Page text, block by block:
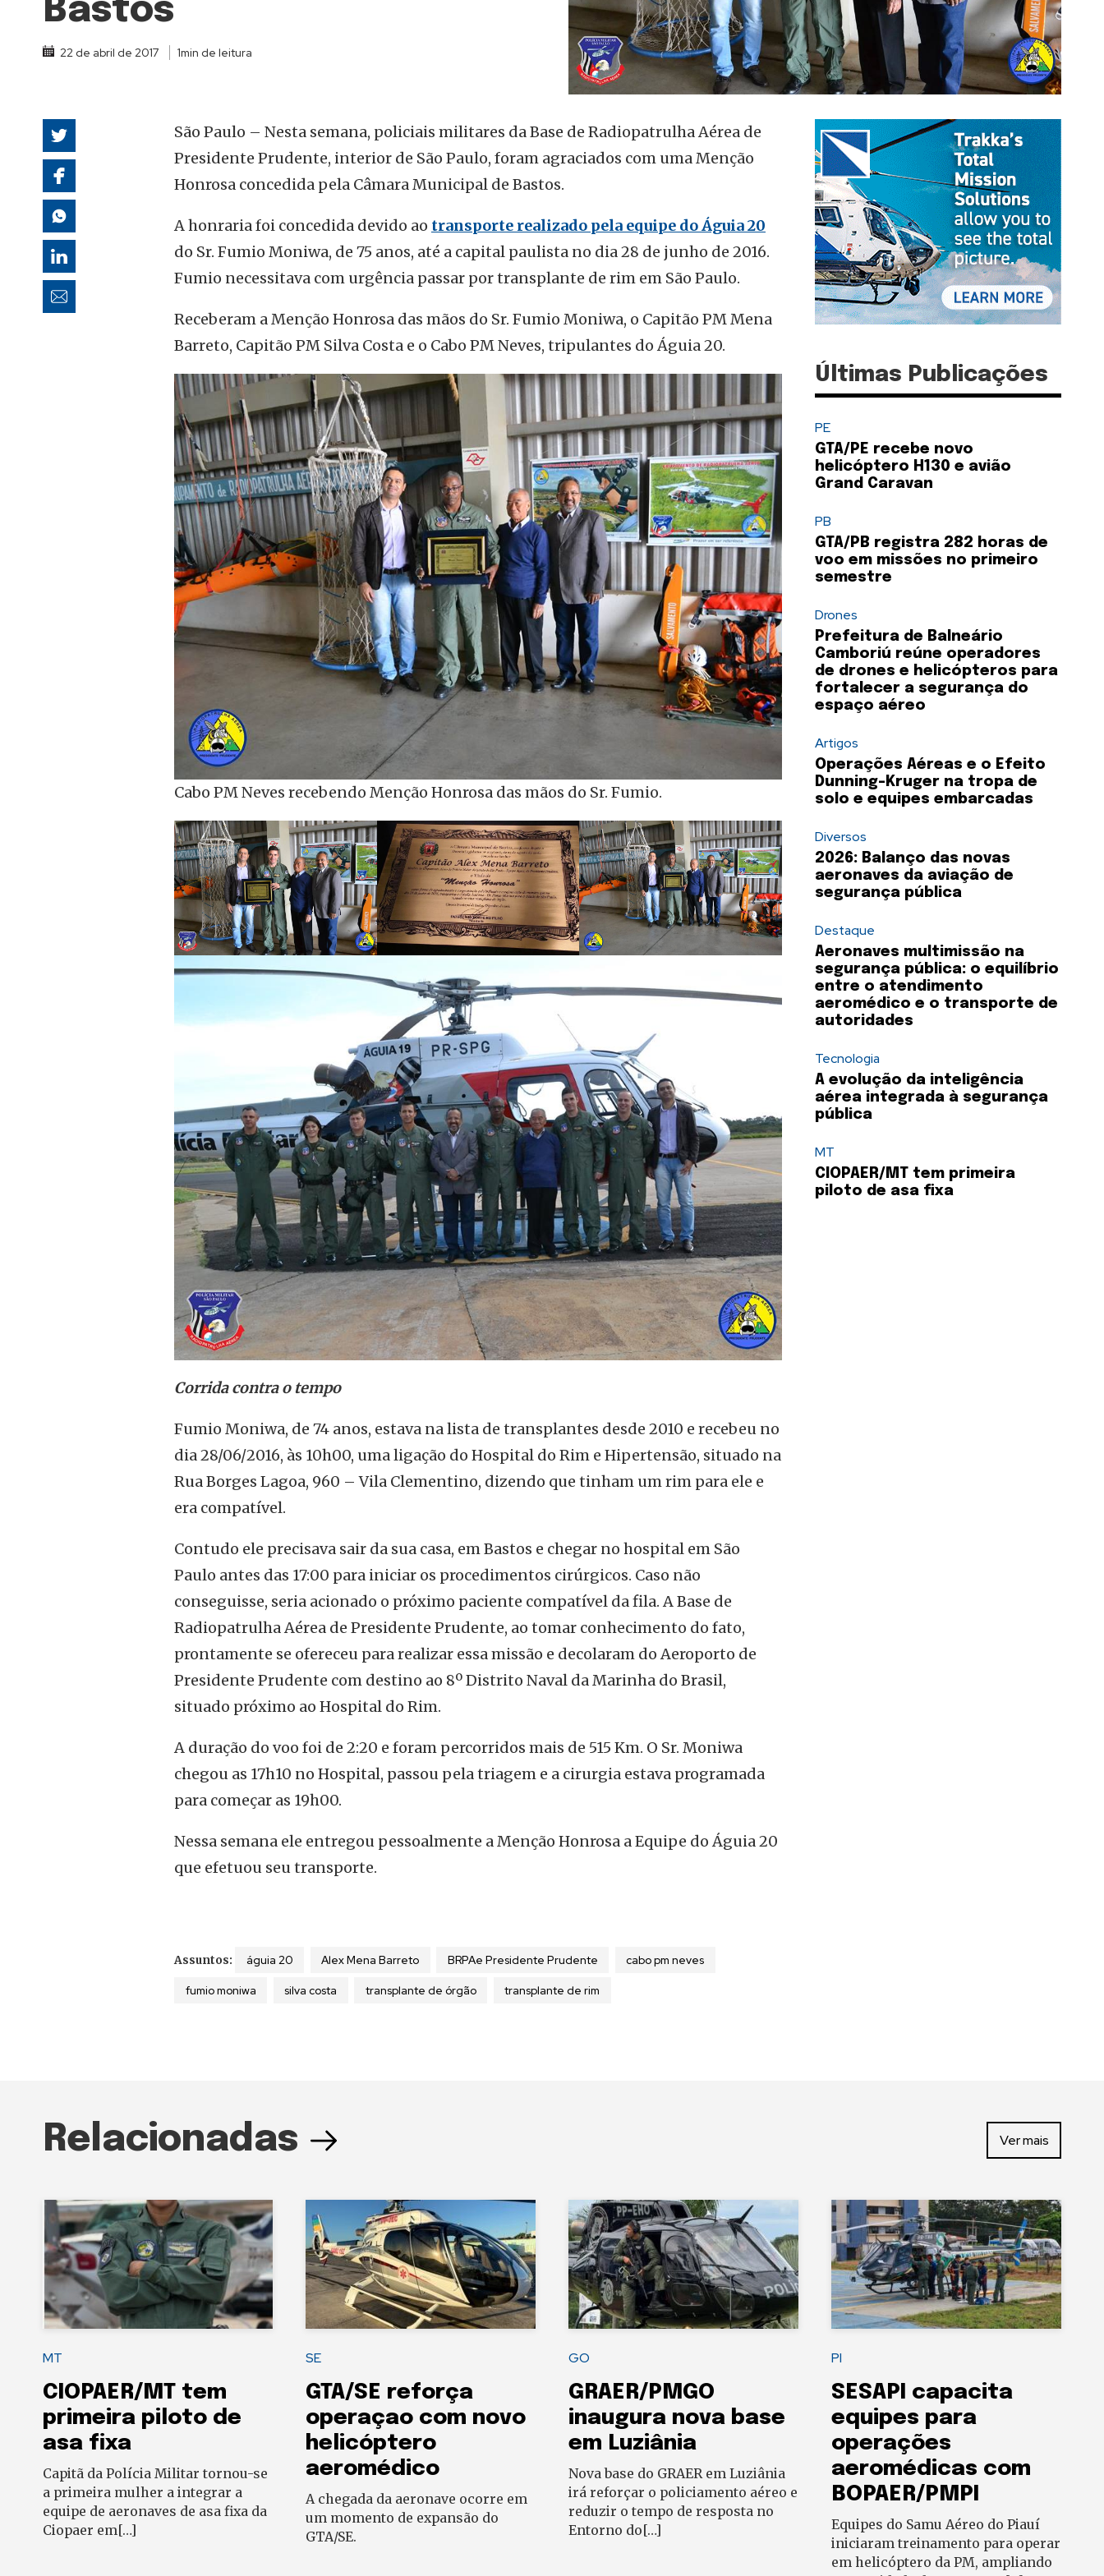
Bastos
22 de abril de 2017 1min de leitura
São Paulo – Nesta semana, policiais militares da Base de Radiopatrulha Aérea de
Presidente Prudente, interior de São Paulo, foram agraciados com uma Menção
Honrosa concedida pela Câmara Municipal de Bastos.
A honraria foi concedida devido ao transporte realizado pela equipe do Águia 20
do Sr. Fumio Moniwa, de 75 anos, até a capital paulista no dia 28 de junho de 2016.
Fumio necessitava com urgência passar por transplante de rim em São Paulo.
Receberam a Menção Honrosa das mãos do Sr. Fumio Moniwa, o Capitão PM Mena
Barreto, Capitão PM Silva Costa e o Cabo PM Neves, tripulantes do Águia 20.
Cabo PM Neves recebendo Menção Honrosa das mãos do Sr. Fumio.
Corrida contra o tempo
Fumio Moniwa, de 74 anos, estava na lista de transplantes desde 2010 e recebeu no
dia 28/06/2016, às 10h00, uma ligação do Hospital do Rim e Hipertensão, situado na
Rua Borges Lagoa, 960 – Vila Clementino, dizendo que tinham um rim para ele e
era compatível.
Contudo ele precisava sair da sua casa, em Bastos e chegar no hospital em São
Paulo antes das 17:00 para iniciar os procedimentos cirúrgicos. Caso não
conseguisse, seria acionado o próximo paciente compatível da fila. A Base de
Radiopatrulha Aérea de Presidente Prudente, ao tomar conhecimento do fato,
prontamente se ofereceu para realizar essa missão e decolaram do Aeroporto de
Presidente Prudente com destino ao 8º Distrito Naval da Marinha do Brasil,
situado próximo ao Hospital do Rim.
A duração do voo foi de 2:20 e foram percorridos mais de 515 Km. O Sr. Moniwa
chegou as 17h10 no Hospital, passou pela triagem e a cirurgia estava programada
para começar as 19h00.
Nessa semana ele entregou pessoalmente a Menção Honrosa a Equipe do Águia 20
que efetuou seu transporte.
Assuntos: águia 20 Alex Mena Barreto BRPAe Presidente Prudente cabo pm neves
fumio moniwa silva costa transplante de órgão transplante de rim
Últimas Publicações
PE
GTA/PE recebe novo
helicóptero H130 e avião
Grand Caravan
PB
GTA/PB registra 282 horas de
voo em missões no primeiro
semestre
Drones
Prefeitura de Balneário
Camboriú reúne operadores
de drones e helicópteros para
fortalecer a segurança do
espaço aéreo
Artigos
Operações Aéreas e o Efeito
Dunning-Kruger na tropa de
solo e equipes embarcadas
Diversos
2026: Balanço das novas
aeronaves da aviação de
segurança pública
Destaque
Aeronaves multimissão na
segurança pública: o equilíbrio
entre o atendimento
aeromédico e o transporte de
autoridades
Tecnologia
A evolução da inteligência
aérea integrada à segurança
pública
MT
CIOPAER/MT tem primeira
piloto de asa fixa
Relacionadas Ver mais
MT
CIOPAER/MT tem
primeira piloto de
asa fixa
Capitã da Polícia Militar tornou-se
a primeira mulher a integrar a
equipe de aeronaves de asa fixa da
Ciopaer em[…]
SE
GTA/SE reforça
operaçao com novo
helicóptero
aeromédico
A chegada da aeronave ocorre em
um momento de expansão do
GTA/SE.
GO
GRAER/PMGO
inaugura nova base
em Luziânia
Nova base do GRAER em Luziânia
irá reforçar o policiamento aéreo e
reduzir o tempo de resposta no
Entorno do[…]
PI
SESAPI capacita
equipes para
operações
aeromédicas com
BOPAER/PMPI
Equipes do Samu Aéreo do Piauí
iniciaram treinamento para operar
em helicóptero da PM, ampliando